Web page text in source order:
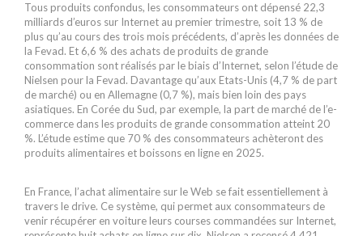
Tous produits confondus, les consommateurs ont dépensé 22,3
milliards d’euros sur Internet au premier trimestre, soit 13 % de
plus qu’au cours des trois mois précédents, d’après les données de
la Fevad. Et 6,6 % des achats de produits de grande
consommation sont réalisés par le biais d’Internet, selon l’étude de
Nielsen pour la Fevad. Davantage qu’aux Etats-Unis (4,7 % de part
de marché) ou en Allemagne (0,7 %), mais bien loin des pays
asiatiques. En Corée du Sud, par exemple, la part de marché de l’e-
commerce dans les produits de grande consommation atteint 20
%. L’étude estime que 70 % des consommateurs achèteront des
produits alimentaires et boissons en ligne en 2025.
En France, l’achat alimentaire sur le Web se fait essentiellement à
travers le drive. Ce système, qui permet aux consommateurs de
venir récupérer en voiture leurs courses commandées sur Internet,